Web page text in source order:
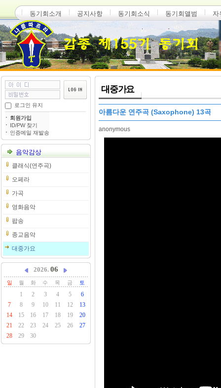
동기회소개 공지사항 동기회소식 동기회앨범 자
로그인 유지
회원가입
ID/PW 찾기
인증메일 재발송
음악감상
클래식(연주곡)
오페라
가곡
영화음악
팝송
종교음악
대중가요
2026. 06
일 월 화 수 목 금 토
1 2 3 4 5
6
7
8 9 10 11 12
13
14
15 16 17 18 19
20
21
22 23 24 25 26
27
28
29 30
대중가요
아름다운 연주곡 (Saxophone) 13곡
anonymous